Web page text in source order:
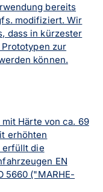
bereits
modifiziert. Wir
dass in kürzester
zur
können.
Härte von ca. 69
erhöhten
erfüllt die
EN
5660 ("MARHE-